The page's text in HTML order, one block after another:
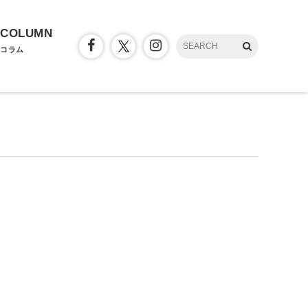
COLUMN
コラム